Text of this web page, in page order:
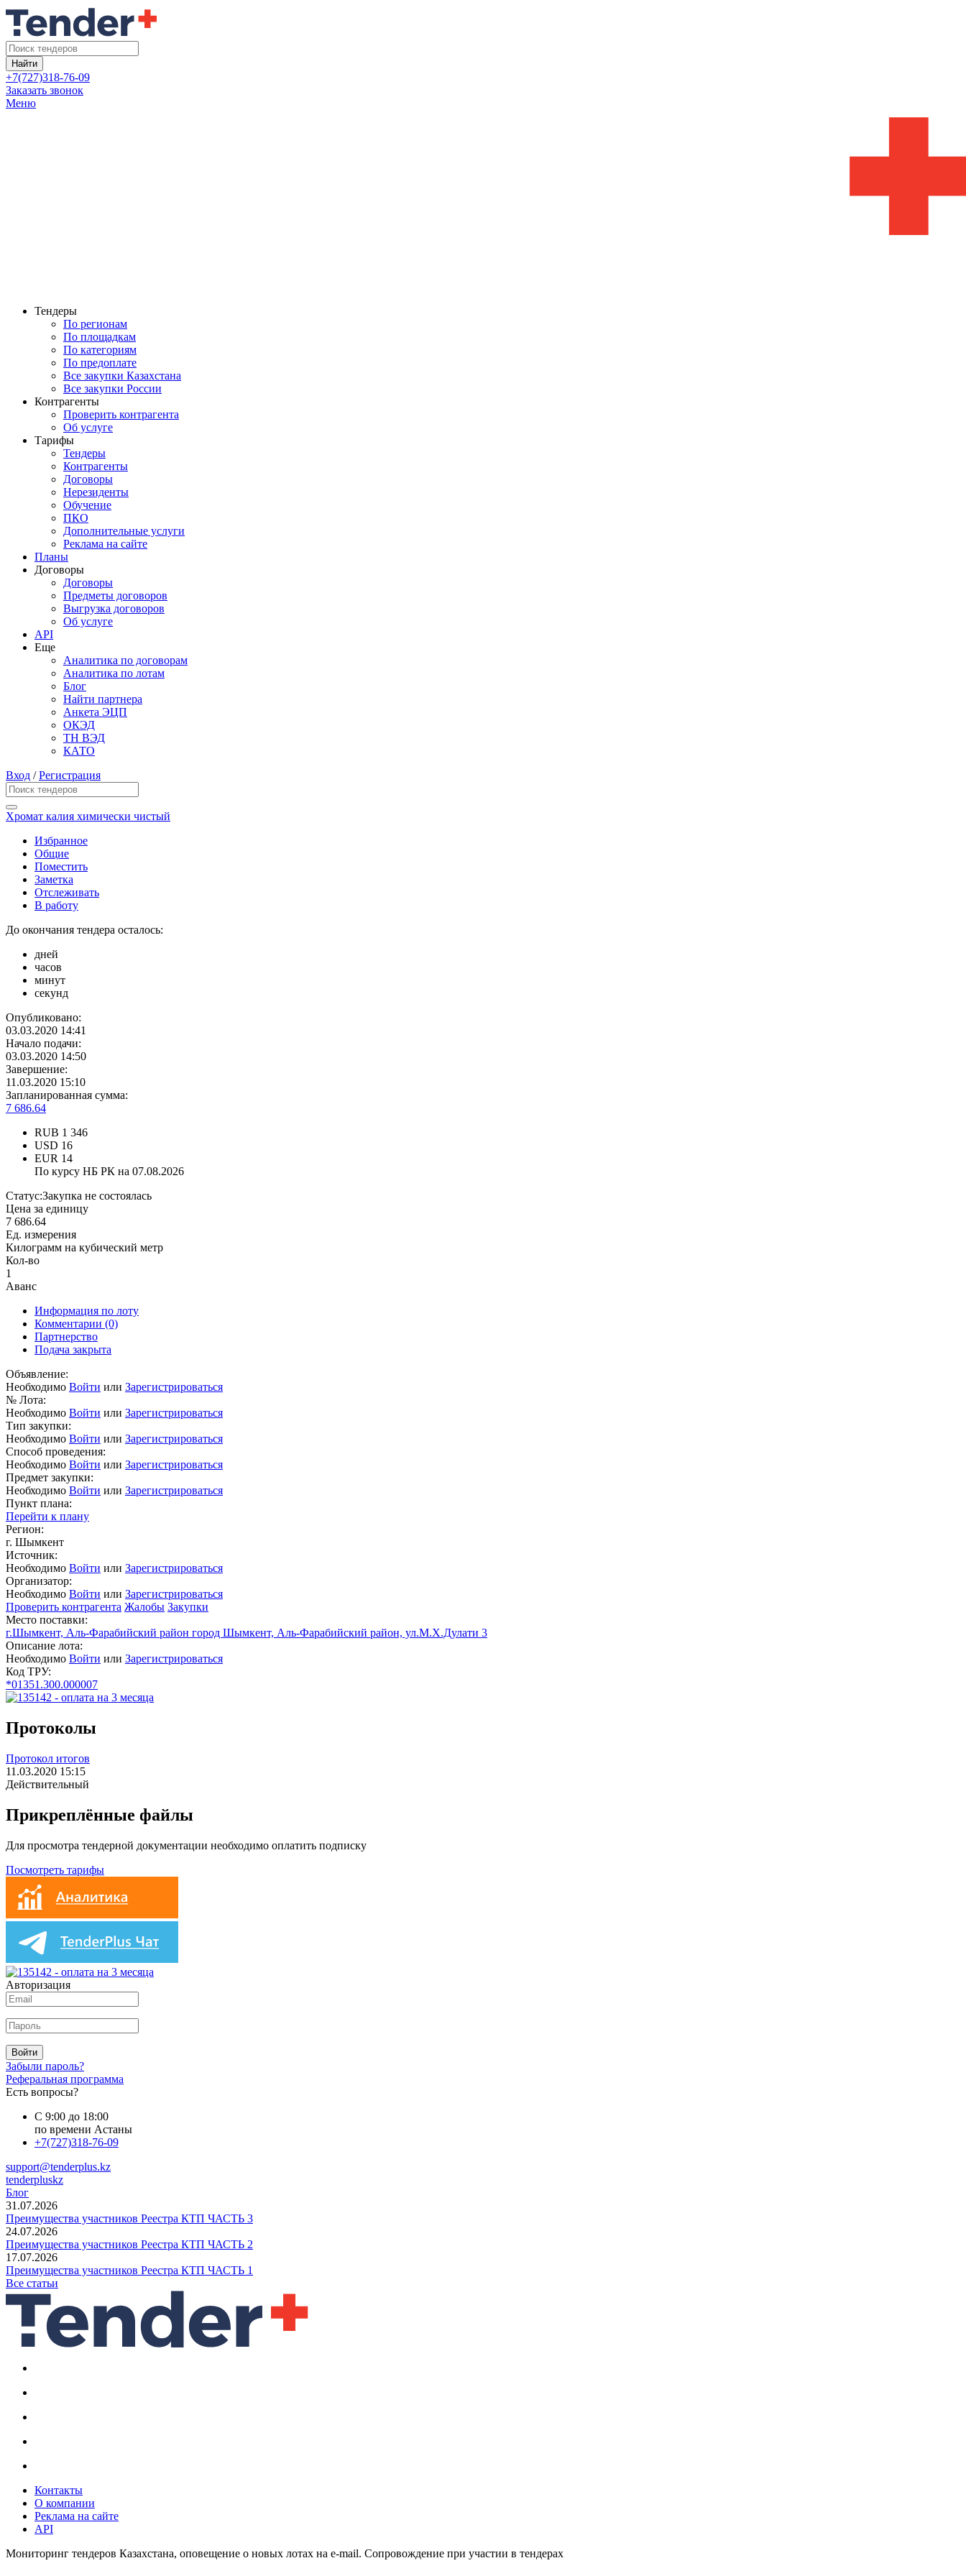
Найти
+7(727)318-76-09
Заказать звонок
Меню
Тендеры
По регионам
По площадкам
По категориям
По предоплате
Все закупки Казахстана
Все закупки России
Контрагенты
Проверить контрагента
Об услуге
Тарифы
Тендеры
Контрагенты
Договоры
Нерезиденты
Обучение
ПКО
Дополнительные услуги
Реклама на сайте
Планы
Договоры
Договоры
Предметы договоров
Выгрузка договоров
Об услуге
API
Еще
Аналитика по договорам
Аналитика по лотам
Блог
Найти партнера
Анкета ЭЦП
ОКЭД
ТН ВЭД
КАТО
Вход /Регистрация
Хромат калия химически чистый
Избранное
Общие
Поместить
Заметка
Отслеживать
В работу
До окончания тендера осталось:
дней
часов
минут
секунд
Опубликовано:
03.03.2020 14:41
Начало подачи:
03.03.2020 14:50
Завершение:
11.03.2020 15:10
Запланированная сумма:
7 686.64
RUB 1 346
USD 16
EUR 14
По курсу НБ РК на 07.08.2026
Статус:Закупка не состоялась
Цена за единицу
7 686.64
Ед. измерения
Килограмм на кубический метр
Кол-во
1
Аванс
Информация по лоту
Комментарии (0)
Партнерство
Подача закрыта
Объявление:
Необходимо Войти или Зарегистрироваться
№ Лота:
Необходимо Войти или Зарегистрироваться
Тип закупки:
Необходимо Войти или Зарегистрироваться
Способ проведения:
Необходимо Войти или Зарегистрироваться
Предмет закупки:
Необходимо Войти или Зарегистрироваться
Пункт плана:
Перейти к плану
Регион:
г. Шымкент
Источник:
Необходимо Войти или Зарегистрироваться
Организатор:
Необходимо Войти или Зарегистрироваться
Проверить контрагента Жалобы Закупки
Место поставки:
г.Шымкент, Аль-Фарабийский район город Шымкент, Аль-Фарабийский район, ул.М.Х.Дулати 3
Описание лота:
Необходимо Войти или Зарегистрироваться
Код ТРУ:
*01351.300.000007
Протоколы
Протокол итогов
11.03.2020 15:15
Действительный
Прикреплённые файлы
Для просмотра тендерной документации необходимо оплатить подписку
Посмотреть тарифы
Авторизация
Войти
Забыли пароль?
Реферальная программа
Есть вопросы?
С 9:00 до 18:00
по времени Астаны
+7(727)318-76-09
support@tenderplus.kz
tenderpluskz
Блог
31.07.2026
Преимущества участников Реестра КТП ЧАСТЬ 3
24.07.2026
Преимущества участников Реестра КТП ЧАСТЬ 2
17.07.2026
Преимущества участников Реестра КТП ЧАСТЬ 1
Все статьи
Контакты
О компании
Реклама на сайте
API
Мониторинг тендеров Казахстана, оповещение о новых лотах на e-mail. Сопровождение при участии в тендерах